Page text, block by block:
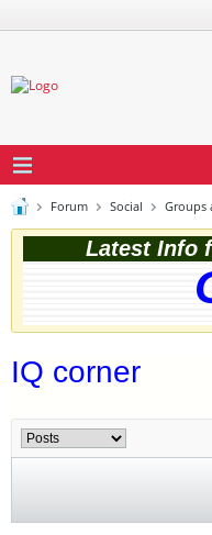
Forum Social Groups
Latest Info
IQ corner